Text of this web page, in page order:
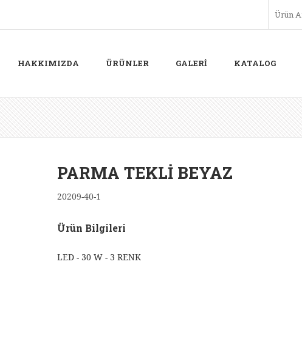
HAKKIMIZDA ÜRÜNLER GALERİ KATALOG
PARMA TEKLİ BEYAZ
20209-40-1
Ürün Bilgileri
LED - 30 W - 3 RENK